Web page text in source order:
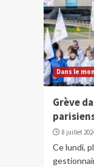
Dans le
Grève
8 juillet
Ce lundi,